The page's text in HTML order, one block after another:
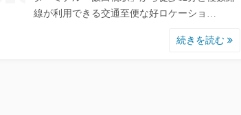
線が利用できる交通至便な好ロケーショ…
続きを読む